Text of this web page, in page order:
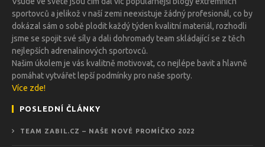
sportovců a jelikož v naší zemi neexistuje žádný profesionál, co by
dokázal sám o sobě plodit každý týden kvalitní materiál, rozhodli
jsme se spojit své síly a dali dohromady team skládající se z těch
nejlepších adrenalinových sportovců.
Našim úkolem je vás kvalitně motivovat, co nejlépe bavit a hlavně
pomáhat vytvářet lepší podmínky pro naše sporty.
Více zde!
POSLEDNÍ ČLÁNKY
TEAM ZABIL.CZ – NAŠE NOVÉ PROMÍČKO 2022